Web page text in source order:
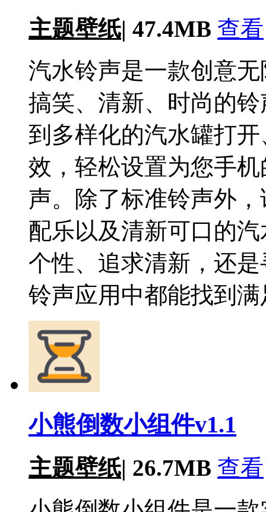
主题壁纸| 47.4MB 查看
汽水铃声是一款创意
搞笑、清新、时尚的
到多样化的汽水罐打
效，轻松设置为您手
声。除了标准铃声外
配乐以及清新可口的
个性、追求清新，还
铃声应用中都能找到
小熊倒数小组件v1.1
主题壁纸| 26.7MB 查看